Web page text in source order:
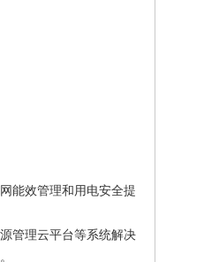
能效管理和用电安全提
管理云平台等系统解决
。